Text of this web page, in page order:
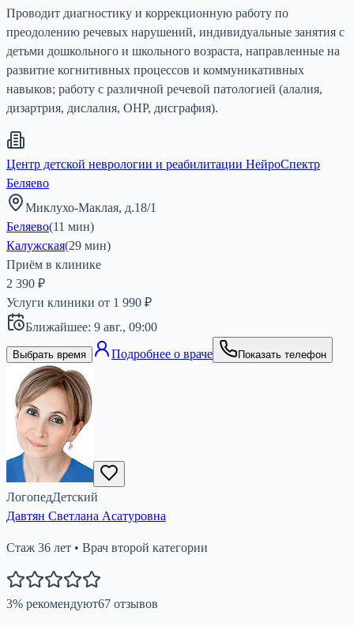
Проводит диагностику и коррекционную работу по
преодолению речевых нарушений, индивидуальные занятия с
детьми дошкольного и школьного возраста, направленные на
развитие когнитивных процессов и коммуникативных
навыков; работу с различной речевой патологией (алалия,
дизартрия, дислалия, ОНР, дисграфия).
Центр детской неврологии и реабилитации НейроСпектр
Беляево
Миклухо-Маклая, д.18/1
Беляево(11 мин)
Калужская(29 мин)
Приём в клинике
2 390 ₽
Услуги клиники от 1 990 ₽
Ближайшее: 9 авг., 09:00
Выбрать время Подробнее о враче Показать телефон
ЛогопедДетский
Давтян Светлана Асатуровна
Стаж 36 лет • Врач второй категории
3% рекомендуют67 отзывов